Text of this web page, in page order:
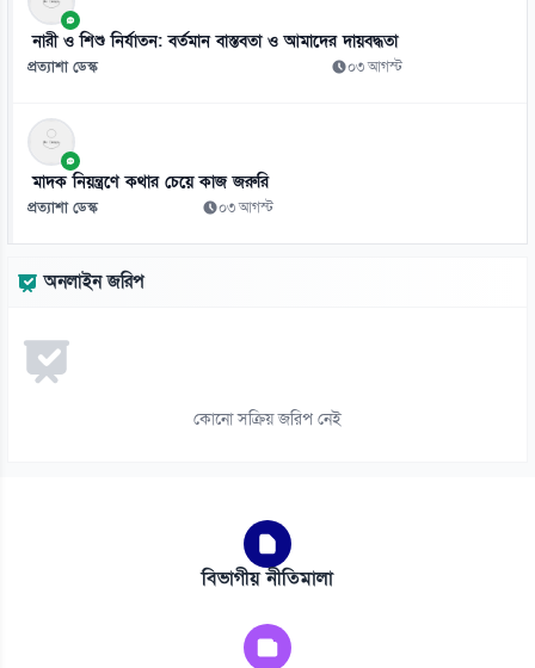
নারী ও শিশু নির্যাতন: বর্তমান বাস্তবতা ও আমাদের দায়বদ্ধতা
প্রত্যাশা ডেস্ক ০৩ আগস্ট
মাদক নিয়ন্ত্রণে কথার চেয়ে কাজ জরুরি
প্রত্যাশা ডেস্ক ০৩ আগস্ট
অনলাইন জরিপ
কোনো সক্রিয় জরিপ নেই
বিভাগীয় নীতিমালা